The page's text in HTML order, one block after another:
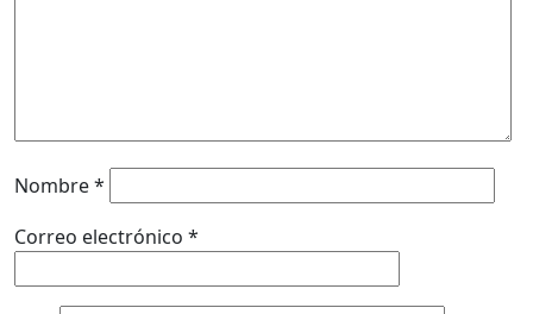
Nombre*
Correo electrónico *